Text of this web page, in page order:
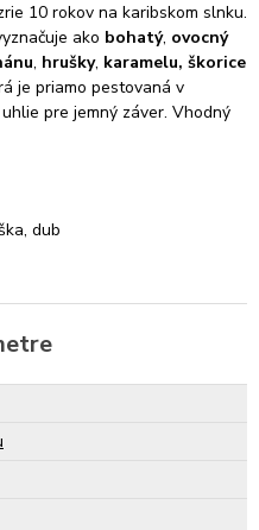
10 rokov na karibskom slnku.
ako bohatý, ovocný
, hrušky, karamelu, škorice
je priamo pestovaná v
pre jemný záver. Vhodný
dub